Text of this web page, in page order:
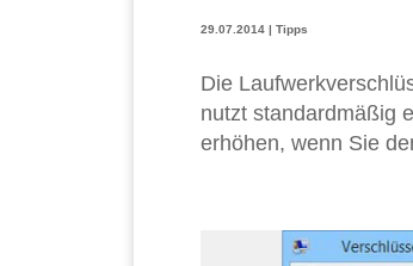
29.07.2014 | Tipps
Die
nutzt standardmäßig
erhöhen, wenn Sie